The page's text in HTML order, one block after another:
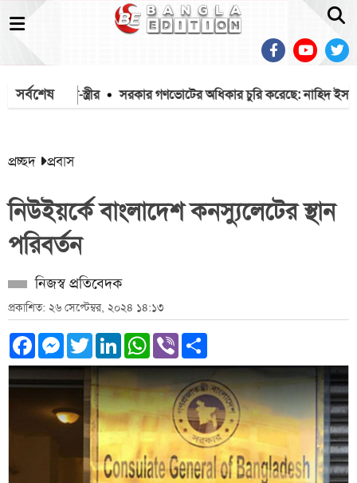
সর্বশেষ
গেল স্বামী-স্ত্রীর সরকার গণভোটের অধিকার চুরি করেছে: নাহিদ ইসলাম
প্রচ্ছদ প্রবাস
নিউইয়র্কে বাংলাদেশ কনস্যুলেটের স্থান
পরিবর্তন
নিজস্ব প্রতিবেদক
প্রকাশিত: ২৬ সেপ্টেম্বর, ২০২৪ ১৪:১৩
Facebook
Messenger
TwitterLinkedInWhatsApp
Viber